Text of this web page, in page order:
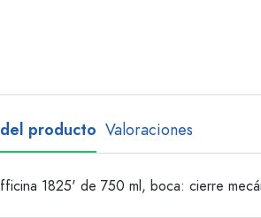
Botellas según el material
Botellas de vidrio
producto Valoraciones
1825' de 750 ml, boca: cierre